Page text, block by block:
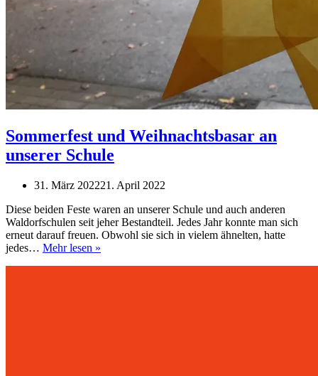
Sommerfest und Weihnachtsbasar an
unserer Schule
31. März 202221. April 2022
Diese beiden Feste waren an unserer Schule und auch anderen
Waldorfschulen seit jeher Bestandteil. Jedes Jahr konnte man sich
erneut darauf freuen. Obwohl sie sich in vielem ähnelten, hatte
jedes… Mehr lesen »